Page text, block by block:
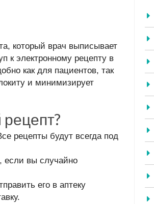
который врач выписывает
к электронному рецепту в
как для пациентов, так
и минимизирует
рецепты будут всегда под
если вы случайно
его в аптеку